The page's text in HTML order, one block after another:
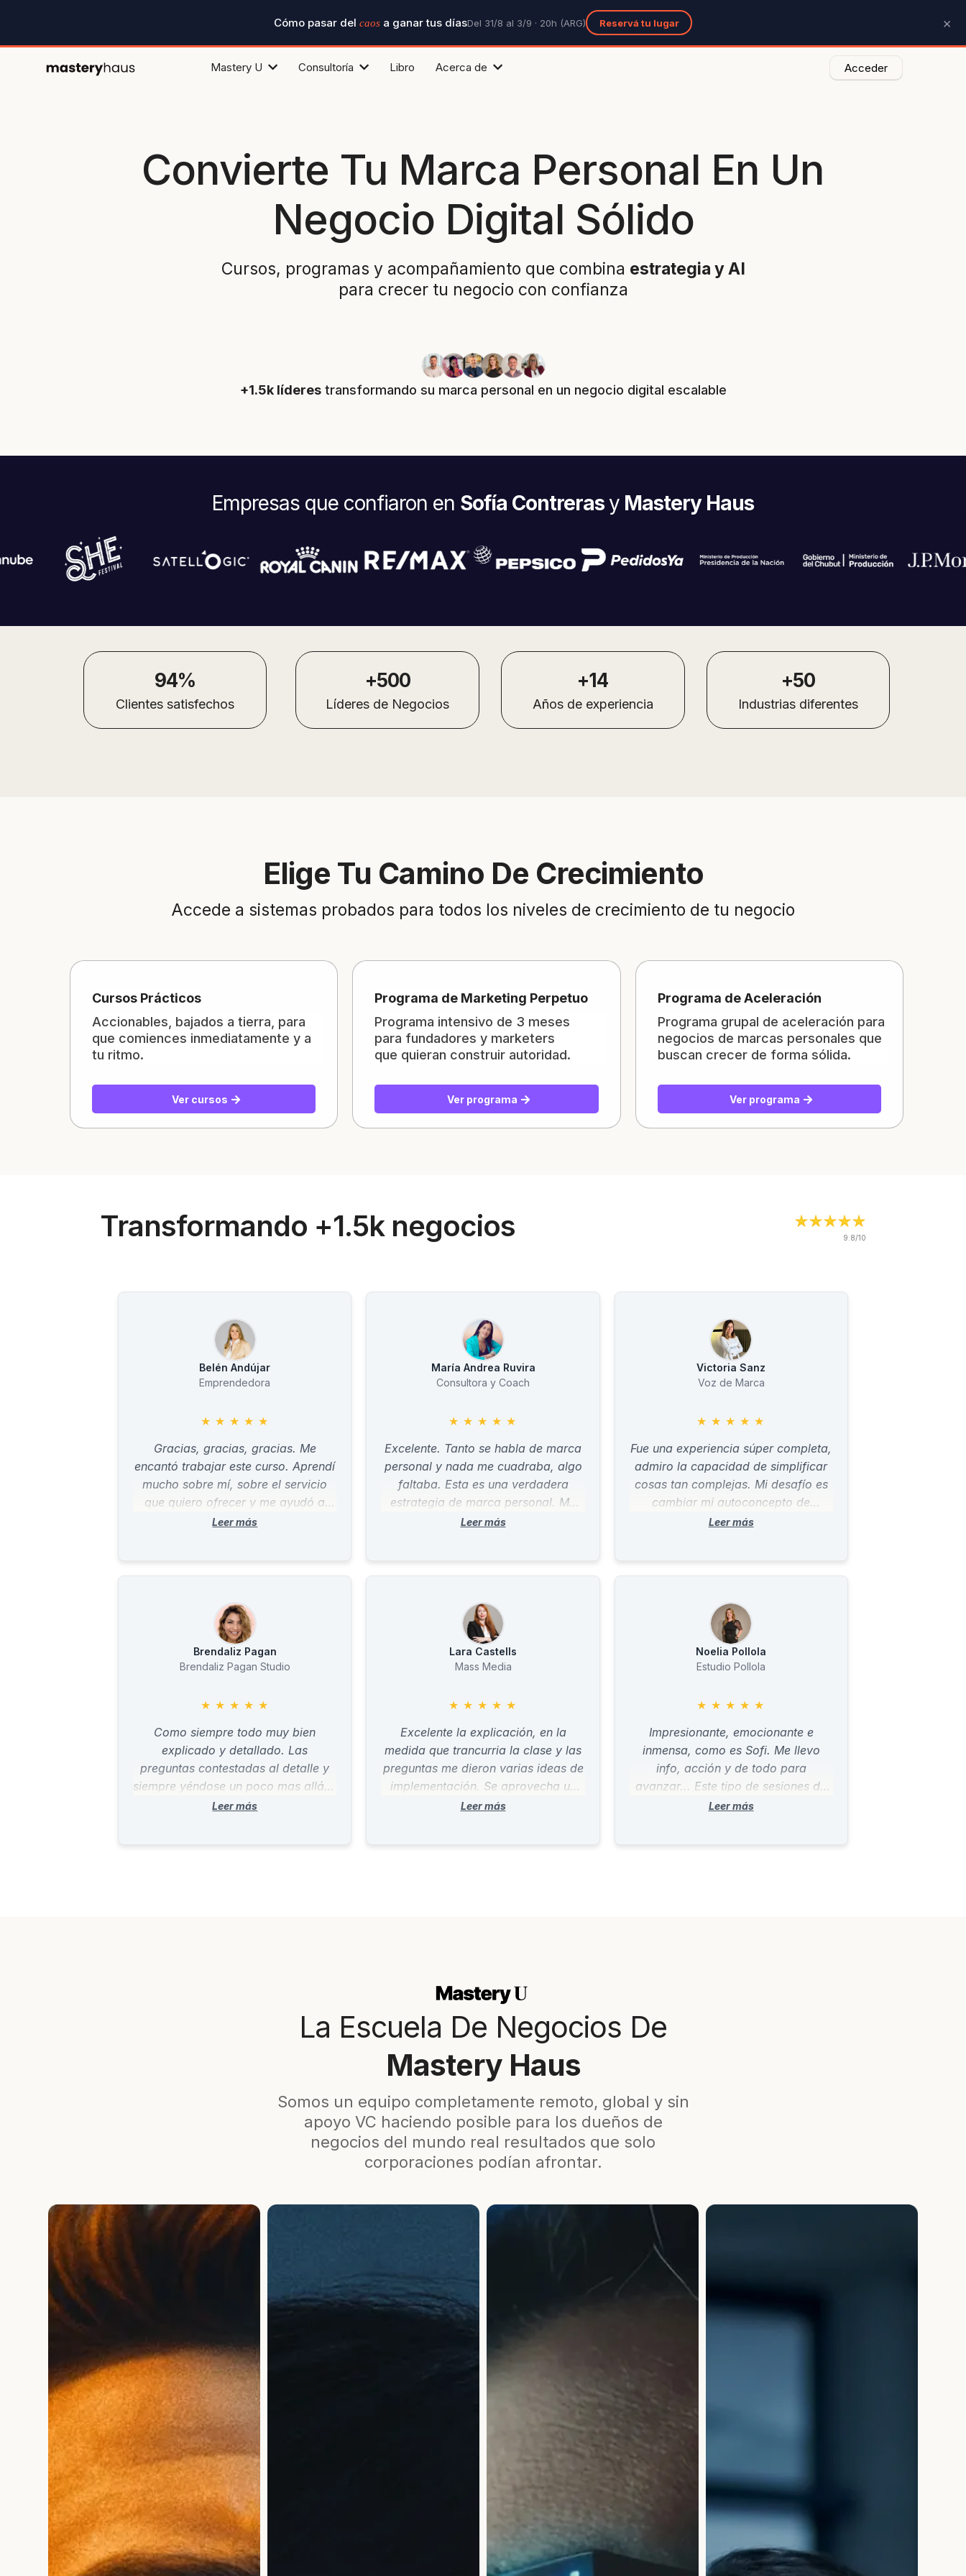
Cómo pasar del caos a ganar tus díasDel 31/8 al 3/9 · 20h (ARG) Reservá tu lugar ×
Mastery U Consultoría Libro Acerca de Acceder
Convierte Tu Marca Personal En Un
Negocio Digital Sólido
Cursos, programas y acompañamiento que combina estrategia y AI
para crecer tu negocio con confianza
+1.5k líderestransformando su marca personal en un negocio digital escalable
Empresas que confiaron en Sofía Contrerasy Mastery Haus
94%
Clientes satisfechos
+500
Líderes de Negocios
+14
Años de experiencia
+50
Industrias diferentes
Elige Tu Camino De Crecimiento
Accede a sistemas probados para todos los niveles de crecimiento de tu negocio
Cursos Prácticos
Accionables, bajados a tierra, para
que comiences inmediatamente y a
tu ritmo.
Ver cursos
Programa de Marketing Perpetuo
Programa intensivo de 3 meses
para fundadores y marketers
que quieran construir autoridad.
Ver programa
Programa de Aceleración
Programa grupal de aceleración para
negocios de marcas personales que
buscan crecer de forma sólida.
Ver programa
Transformando +1.5k negocios 9.8/10
★ ★ ★ ★ ★
Gracias, gracias, gracias. Me
encantó trabajar este curso. Aprendí
mucho sobre mí, sobre el servicio
que quiero ofrecer y me ayudó a
validar todo lo que tenía pensado.
Belén Andújar
Emprendedora
★ ★ ★ ★ ★
Excelente. Tanto se habla de marca
personal y nada me cuadraba, algo
faltaba. Esta es una verdadera
estrategia de marca personal. Me
aporta exactamente la claridad que
María Andrea Ruvira
Consultora y Coach
★ ★ ★ ★ ★
Fue una experiencia súper completa,
admiro la capacidad de simplificar
cosas tan complejas. Mi desafío es
cambiar mi autoconcepto de
"normal" a "Empresaria" o CEO de
gracias a este curso estoy un paso
Victoria Sanz
Voz de Marca
★ ★ ★ ★ ★
Como siempre todo muy bien
explicado y detallado. Las
preguntas contestadas al detalle y
siempre yéndose un poco mas allá si
alguien tiene el problema en cuestión
Brendaliz Pagan
Brendaliz Pagan Studio
★ ★ ★ ★ ★
Excelente la explicación, en la
medida que trancurria la clase y las
preguntas me dieron varias ideas de
implementación. Se aprovecha un
monton la experiencia de Juan.
Lara Castells
Mass Media
★ ★ ★ ★ ★
Impresionante, emocionante e
inmensa, como es Sofi. Me llevo
info, acción y de todo para
avanzar... Este tipo de sesiones de
teoría, práctica y feedback en vivo
Noelia Pollola
Estudio Pollola
La Escuela De Negocios De
Mastery Haus
Somos un equipo completamente remoto, global y sin
apoyo VC haciendo posible para los dueños de
negocios del mundo real resultados que solo
corporaciones podían afrontar.